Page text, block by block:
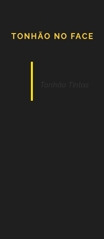
TONHÃO NO FACE